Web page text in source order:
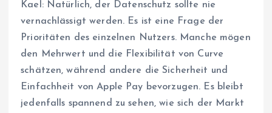
Kael: Natürlich, der Datenschutz sollte nie
vernachlässigt werden. Es ist eine Frage der
Prioritäten des einzelnen Nutzers. Manche mögen
den Mehrwert und die Flexibilität von Curve
schätzen, während andere die Sicherheit und
Einfachheit von Apple Pay bevorzugen. Es bleibt
jedenfalls spannend zu sehen, wie sich der Markt